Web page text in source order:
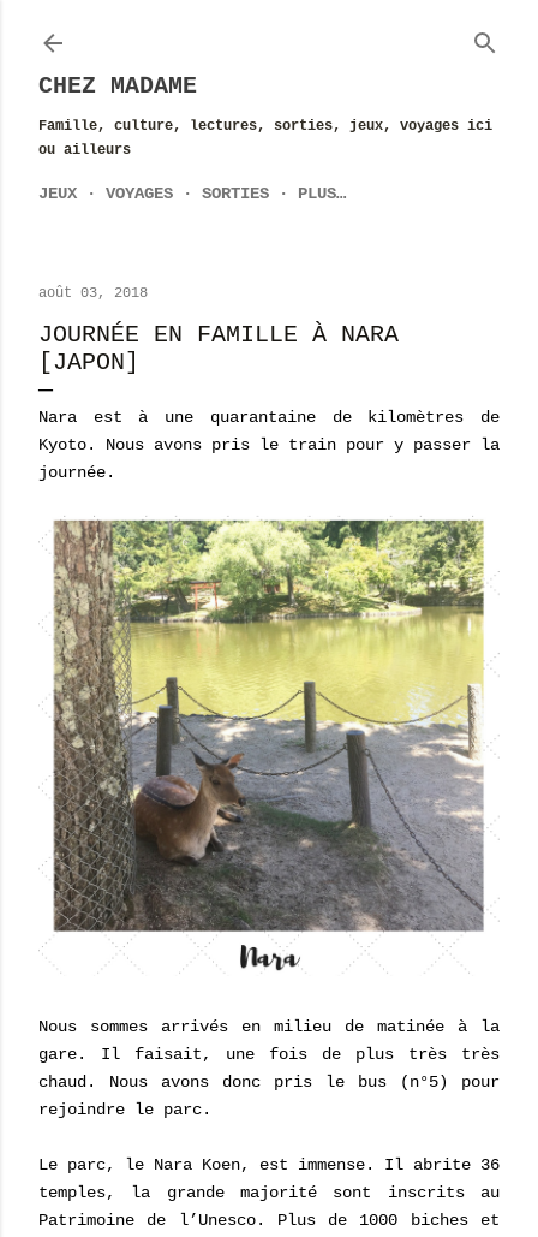
CHEZ MADAME
Famille, culture, lectures, sorties, jeux, voyages ici
ou ailleurs
JEUX VOYAGES SORTIES PLUS…
août 03, 2018
JOURNÉE EN FAMILLE À NARA
[JAPON]
Nara est à une quarantaine de kilomètres de
Kyoto. Nous avons pris le train pour y passer la
journée.
Nous sommes arrivés en milieu de matinée à la
gare. Il faisait, une fois de plus très très
chaud. Nous avons donc pris le bus (n°5) pour
rejoindre le parc.
Le parc, le Nara Koen, est immense. Il abrite 36
temples, la grande majorité sont inscrits au
Patrimoine de l’Unesco. Plus de 1000 biches et